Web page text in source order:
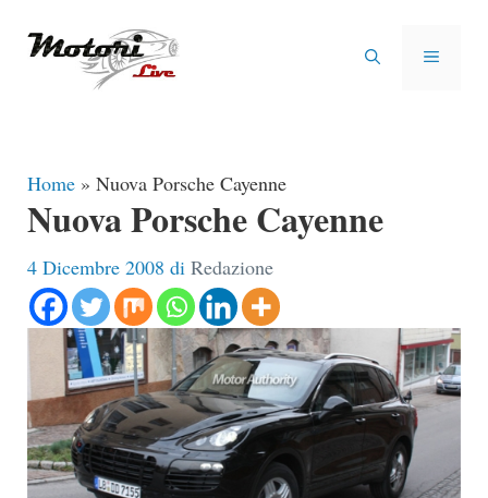
MENU
Home » Nuova Porsche Cayenne
Nuova Porsche Cayenne
4 Dicembre 2008 di Redazione